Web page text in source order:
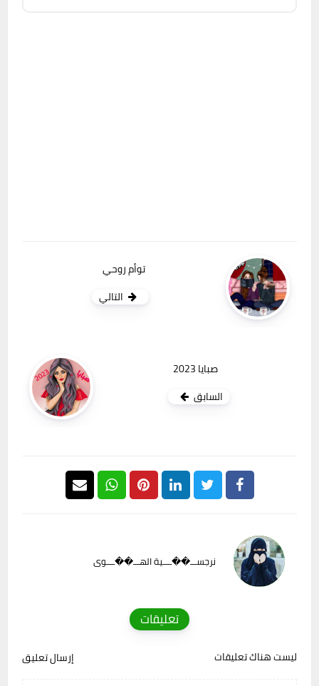
توأم روحي
التالي
صبايا 2023
السابق
نرجســـ��ــــية الهـــ��ــــوى
تعليقات
ليست هناك تعليقات إرسال تعليق